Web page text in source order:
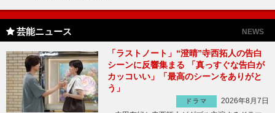
芸能ニュース NEWS
「ラストノート」“澄晴”寺西拓人の告白
シーンに反響集まる 「真っすぐな告白が
カッコいい」「最高のシーンをありがと
う」
ドラマ
2026年8月7日